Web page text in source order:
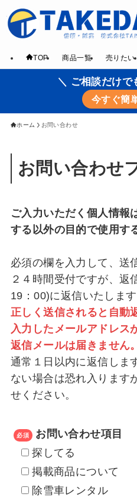
TOP 商品一覧 売りたい
＼ ご相談だけで
今すぐ簡
ホーム お問い合わせ
お問い合わせ
ご入力いただく個人情報
する以外の目的で使用す
必須の欄を入力して、送
２４時間受付ですが、返
19：00)に返信いたします
正しく送信されると自動
入力したメールアドレス
返信メールは届きません。
通常１日以内に返信しま
ない場合は恐れ入ります
せください。
必須 お問い合わせ項目
探してる
掲載商品について
除雪車レンタル